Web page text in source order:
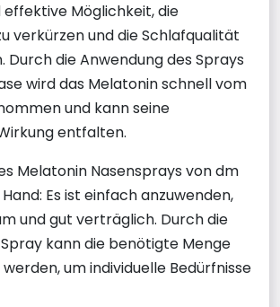
Möglichkeit, die
verkürzen und die Schlafqualität
Durch die Anwendung des Sprays
wird das Melatonin schnell vom
und kann seine
entfalten.
Melatonin Nasensprays von dm
Es ist einfach anzuwenden,
und gut verträglich. Durch die
kann die benötigte Menge
um individuelle Bedürfnisse